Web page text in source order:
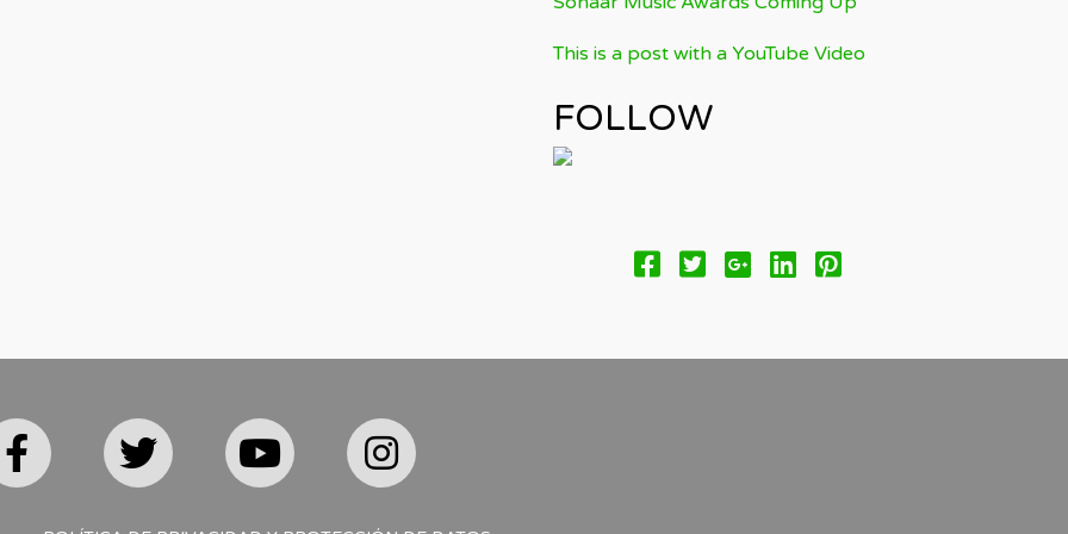
This is a post with a YouTube Video
FOLLOW